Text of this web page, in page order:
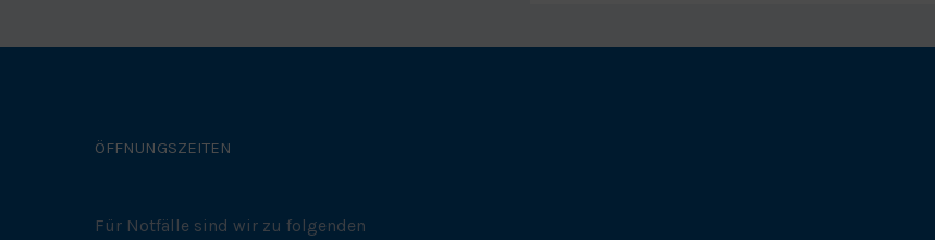
ÖFFNUNGSZEITEN
Für Notfälle sind wir zu folgenden